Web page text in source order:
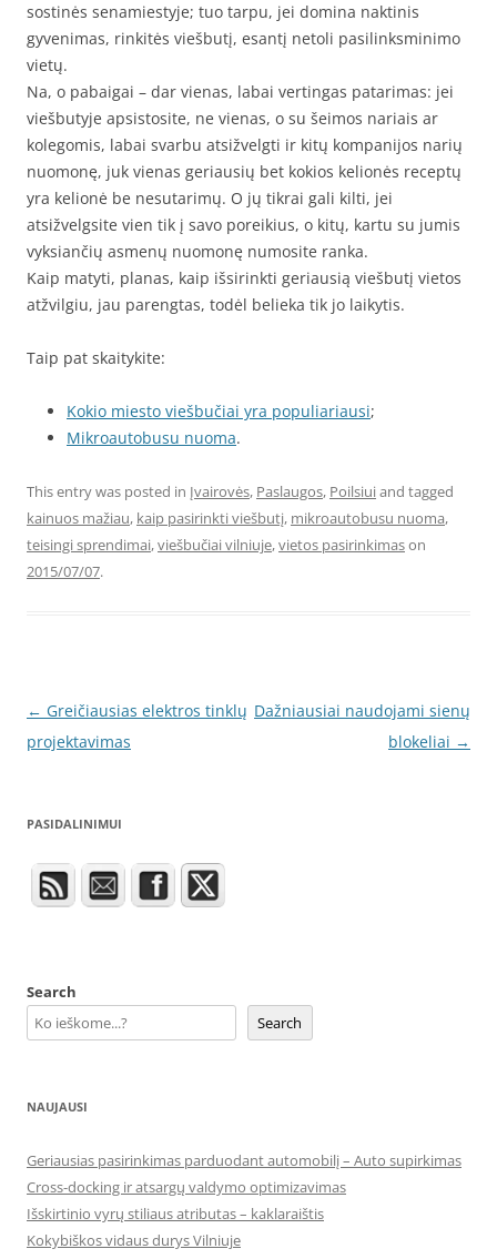
sostinės senamiestyje; tuo tarpu, jei domina naktinis
gyvenimas, rinkitės viešbutį, esantį netoli pasilinksminimo
vietų.
Na, o pabaigai – dar vienas, labai vertingas patarimas: jei
viešbutyje apsistosite, ne vienas, o su šeimos nariais ar
kolegomis, labai svarbu atsižvelgti ir kitų kompanijos narių
nuomonę, juk vienas geriausių bet kokios kelionės receptų
yra kelionė be nesutarimų. O jų tikrai gali kilti, jei
atsižvelgsite vien tik į savo poreikius, o kitų, kartu su jumis
vyksiančių asmenų nuomonę numosite ranka.
Kaip matyti, planas, kaip išsirinkti geriausią viešbutį vietos
atžvilgiu, jau parengtas, todėl belieka tik jo laikytis.
Taip pat skaitykite:
Kokio miesto viešbučiai yra populiariausi;
Mikroautobusu nuoma.
This entry was posted in Įvairovės, Paslaugos, Poilsiuiand tagged
kainuos mažiau, kaip pasirinkti viešbutį, mikroautobusu nuoma,
teisingi sprendimai,viešbučiai vilniuje,vietos pasirinkimason
2015/07/07.
Post
navigation
← Greičiausias elektros tinklų
projektavimas
Dažniausiai naudojami sienų
blokeliai →
PASIDALINIMUI
Search
Search
NAUJAUSI
Geriausias pasirinkimas parduodant automobilį – Auto supirkimas
Cross-docking ir atsargų valdymo optimizavimas
Išskirtinio vyrų stiliaus atributas – kaklaraištis
Kokybiškos vidaus durys Vilniuje